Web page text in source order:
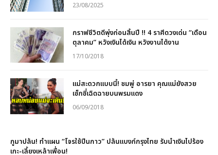
23/08/2025
กราฟชีวิตดีพุ่งก่อนสิ้นปี !! 4 ราศีดวงเด่น “เดือน
ตุลาคม” หวังเงินได้เงิน หวังงานได้งาน
17/10/2018
แม่สะดวกแบบนี้! ชมพู่ อารยา คุณแม่ยังสวย
เซ็กซี่เฉิดฉายบนพรมแดง
06/09/2018
กูมาปล้น! ทำแผน “โจรใช้ปืนกาว” ปล้นแบงก์กรุงไทย รับนำเงินไปร้อง
เกะ-เลี้ยงเหล้าเพื่อน!